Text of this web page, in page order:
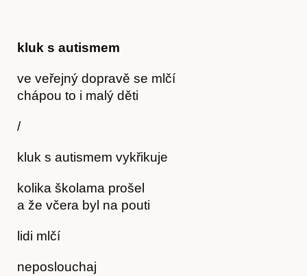
kluk s autismem
ve veřejný dopravě se mlčí
chápou to i malý děti
/
kluk s autismem vykřikuje
kolika školama prošel
a že včera byl na pouti
lidi mlčí
neposlouchaj